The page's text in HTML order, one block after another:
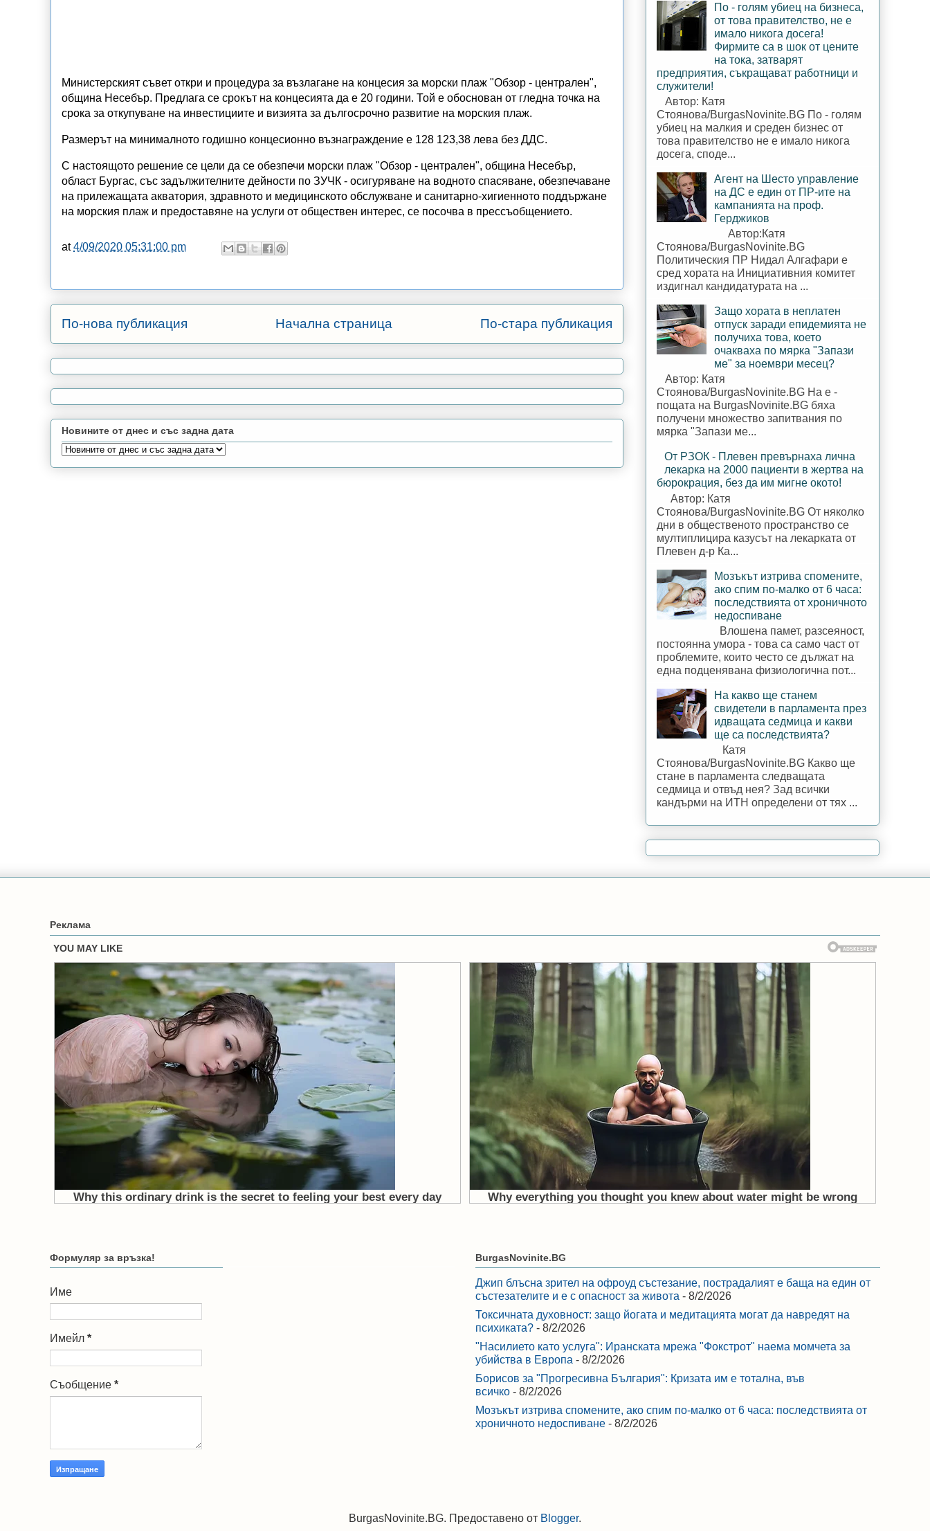
Министерският съвет откри и процедура за възлагане на концесия за морски плаж "Обзор - централен",
община Несебър. Предлага се срокът на концесията да е 20 години. Той е обоснован от гледна точка на
срока за откупуване на инвестициите и визията за дългосрочно развитие на морския плаж.
Размерът на минималното годишно концесионно възнаграждение е 128 123,38 лева без ДДС.
С настоящото решение се цели да се обезпечи морски плаж "Обзор - централен", община Несебър,
област Бургас, със задължителните дейности по ЗУЧК - осигуряване на водното спасяване, обезпечаване
на прилежащата акватория, здравното и медицинското обслужване и санитарно-хигиенното поддържане
на морския плаж и предоставяне на услуги от обществен интерес, се посочва в прессъобщението.
at4/09/2020 05:31:00 pm
По-нова публикация По-стара публикация
Начална страница
Новините от днес и със задна дата
По - голям убиец на бизнеса,
от това правителство, не е
имало никога досега!
Фирмите са в шок от цените
на тока, затварят
предприятия, съкращават работници и
служители!
Автор: Катя
Стоянова/BurgasNovinite.BG По - голям
убиец на малкия и среден бизнес от
това правителство не е имало никога
досега, споде...
Агент на Шесто управление
на ДС е един от ПР-ите на
кампанията на проф.
Герджиков
Автор:Катя
Стоянова/BurgasNovinite.BG
Политическия ПР Нидал Алгафари е
сред хората на Инициативния комитет
издигнал кандидатурата на ...
Защо хората в неплатен
отпуск заради епидемията не
получиха това, което
очакваха по мярка "Запази
ме" за ноември месец?
Автор: Катя
Стоянова/BurgasNovinite.BG На е -
пощата на BurgasNovinite.BG бяха
получени множество запитвания по
мярка "Запази ме...
От РЗОК - Плевен превърнаха лична
лекарка на 2000 пациенти в жертва на
бюрокрация, без да им мигне окото!
Автор: Катя
Стоянова/BurgasNovinite.BG От няколко
дни в общественото пространство се
мултиплицира казусът на лекарката от
Плевен д-р Ка...
Мозъкът изтрива спомените,
ако спим по-малко от 6 часа:
последствията от хроничното
недоспиване
Влошена памет, разсеяност,
постоянна умора - това са само част от
проблемите, които често се дължат на
една подценявана физиологична пот...
На какво ще станем
свидетели в парламента през
идващата седмица и какви
ще са последствията?
Катя
Стоянова/BurgasNovinite.BG Какво ще
стане в парламента следващата
седмица и отвъд нея? Зад всички
кандърми на ИТН определени от тях ...
Реклама
Формуляр за връзка!
Име
Имейл *
Съобщение *
BurgasNovinite.BG
Джип блъсна зрител на офроуд състезание, пострадалият е баща на един от
състезателите и е с опасност за живота - 8/2/2026
Токсичната духовност: защо йогата и медитацията могат да навредят на
психиката? - 8/2/2026
"Насилието като услуга": Иранската мрежа "Фокстрот" наема момчета за
убийства в Европа - 8/2/2026
Борисов за "Прогресивна България": Кризата им е тотална, във
всичко - 8/2/2026
Мозъкът изтрива спомените, ако спим по-малко от 6 часа: последствията от
хроничното недоспиване - 8/2/2026
BurgasNovinite.BG. Предоставено от Blogger.